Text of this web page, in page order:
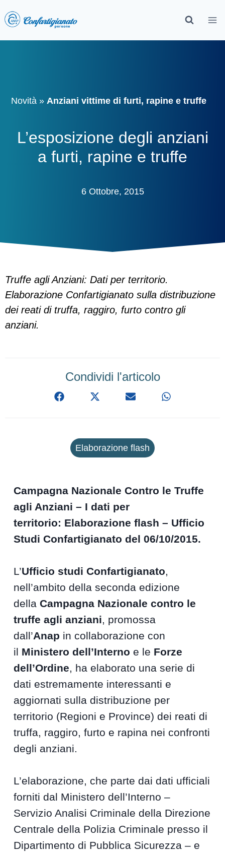
Novità » Anziani vittime di furti, rapine e truffe
L’esposizione degli anziani
a furti, rapine e truffe
6 Ottobre, 2015
Truffe agli Anziani: Dati per territorio.
Elaborazione Confartigianato sulla distribuzione
dei reati di truffa, raggiro, furto contro gli
anziani.
Condividi l'articolo
Elaborazione flash
Campagna Nazionale Contro le Truffe
agli Anziani – I dati per
territorio: Elaborazione flash – Ufficio
Studi Confartigianato del 06/10/2015.
L’Ufficio studi Confartigianato,
nell’ambito della seconda edizione
dellaCampagna Nazionale contro le
truffe agli anziani, promossa
dall’Anap in collaborazione con
il Ministero dell’Interno e le Forze
dell’Ordine, ha elaborato una serie di
dati estremamente interessanti e
aggiornati sulla distribuzione per
territorio (Regioni e Province) dei reati di
truffa, raggiro, furto e rapina nei confronti
degli anziani.
L’elaborazione, che parte dai dati ufficiali
forniti dal Ministero dell’Interno –
Servizio Analisi Criminale della Direzione
Centrale della Polizia Criminale presso il
Dipartimento di Pubblica Sicurezza – e